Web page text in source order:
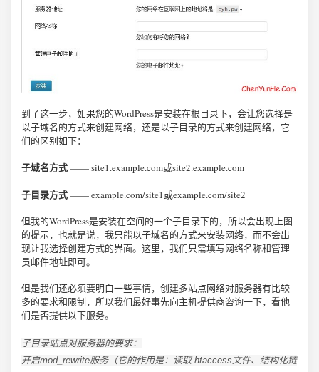
到了这一步，如果您的WordPress是安装在根目录下，会让您选择是
以子域名的方式来创建网络，还是以子目录的方式来创建网络，它
们的区别如下：
子域名方式 —— site1.example.com或site2.example.com
子目录方式 —— example.com/site1或example.com/site2
但我的WordPress是安装在空间的一个子目录下的，所以会出现上图
的提示，也就是说，我只能以子域名的方式来安装网络，而不会出
现让我选择创建方式的界面。这里，我们只需填写网络名称和管理
员邮件地址即可。
但是我们还必须要明白一些事情，创建多站点网络对服务器有比较
多的要求和限制，所以我们最好事先向主机提供商咨询一下，看他
们是否提供以下服务。
子目录站点对服务器的要求：
开启mod_rewrite服务（它的作用是：读取.htaccess文件、结构化链